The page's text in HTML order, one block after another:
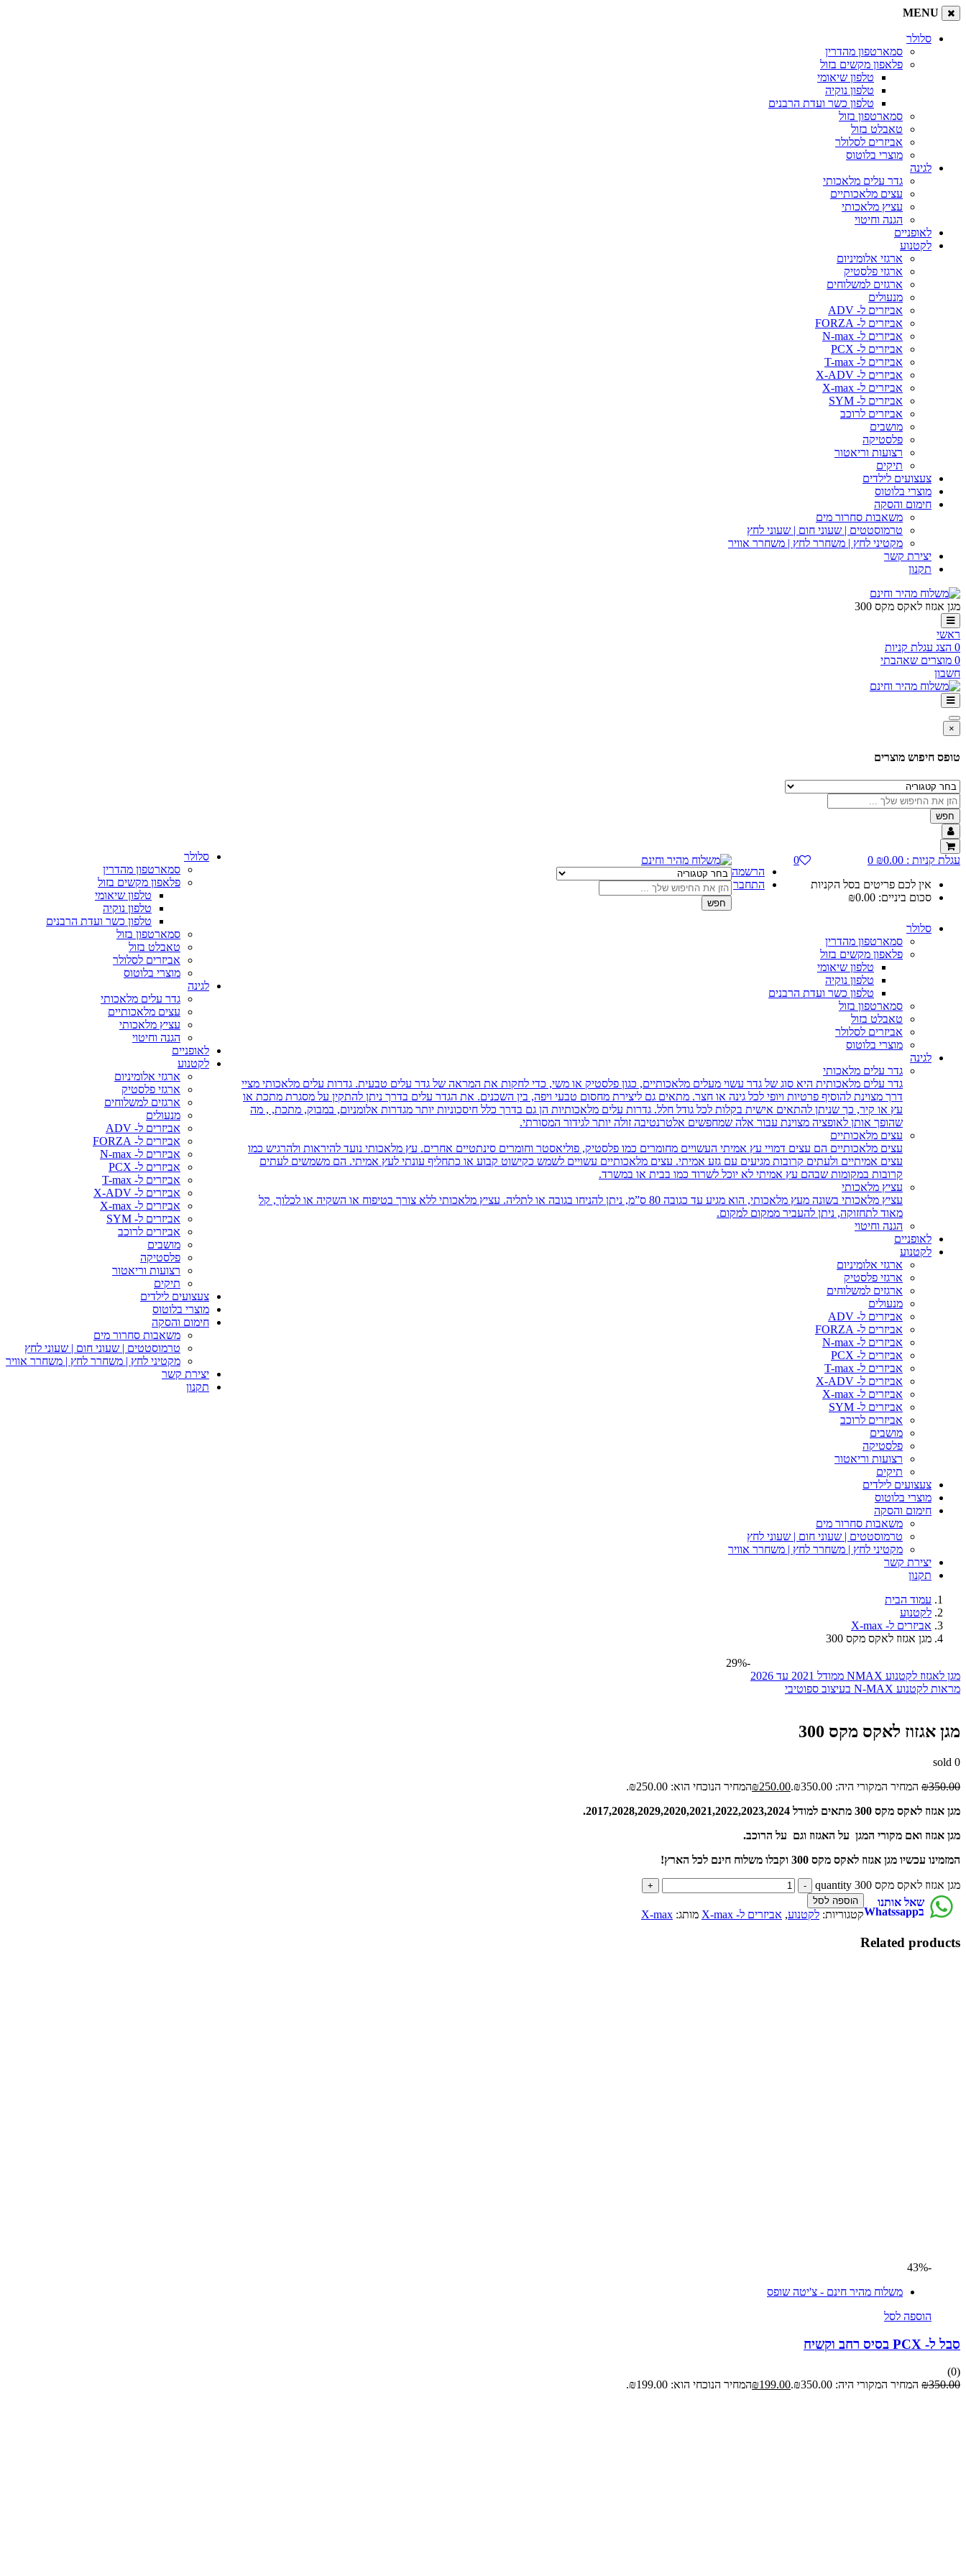
MENU
סלולר
סמארטפון מהדרין
פלאפון מקשים בזול
טלפון שיאומי
טלפון נוקיה
טלפון כשר ועדת הרבנים
סמארטפון בזול
טאבלט בזול
אביזרים לסלולר
מוצרי בלוטוס
לגינה
גדר עלים מלאכותי
עצים מלאכותיים
עציץ מלאכותי
הגנה וחיטוי
לאופניים
לקטנוע
ארגזי אלומיניום
ארגזי פלסטיק
ארגזים למשלוחים
מנעולים
אביזרים ל- ADV
אביזרים ל- FORZA
אביזרים ל- N-max
אביזרים ל- PCX
אביזרים ל- T-max
אביזרים ל- X-ADV
אביזרים ל- X-max
אביזרים ל- SYM
אביזרים לרוכב
מושבים
פלסטיקה
רצועות וריאטור
תיקים
צעצועים לילדים
מוצרי בלוטוס
חימום והסקה
משאבות סחרור מים
טרמוסטטים | שעוני חום | שעוני לחץ
מקטיני לחץ | משחרר לחץ | משחרר אוויר
יצירת קשר
תקנון
מגן אגזוז לאקס מקס 300
ראשי
0 הצג עגלת קניות
0 מוצרים שאהבתי
חשבון
×
טופס חיפוש מוצרים
חפש
סלולר
סמארטפון מהדרין
פלאפון מקשים בזול
טלפון שיאומי
טלפון נוקיה
טלפון כשר ועדת הרבנים
סמארטפון בזול
טאבלט בזול
אביזרים לסלולר
מוצרי בלוטוס
לגינה
גדר עלים מלאכותי
עצים מלאכותיים
עציץ מלאכותי
הגנה וחיטוי
לאופניים
לקטנוע
ארגזי אלומיניום
ארגזי פלסטיק
ארגזים למשלוחים
מנעולים
אביזרים ל- ADV
אביזרים ל- FORZA
אביזרים ל- N-max
אביזרים ל- PCX
אביזרים ל- T-max
אביזרים ל- X-ADV
אביזרים ל- X-max
אביזרים ל- SYM
אביזרים לרוכב
מושבים
פלסטיקה
רצועות וריאטור
תיקים
צעצועים לילדים
מוצרי בלוטוס
חימום והסקה
משאבות סחרור מים
טרמוסטטים | שעוני חום | שעוני לחץ
מקטיני לחץ | משחרר לחץ | משחרר אוויר
יצירת קשר
תקנון
עגלת קניות : ₪0.00
0
אין לכם פריטים בסל הקניות
סכום ביניים:
₪0.00
0
הרשמה
התחבר
חפש
סלולר
סמארטפון מהדרין
פלאפון מקשים בזול
טלפון שיאומי
טלפון נוקיה
טלפון כשר ועדת הרבנים
סמארטפון בזול
טאבלט בזול
אביזרים לסלולר
מוצרי בלוטוס
לגינה
גדר עלים מלאכותי
גדר עלים מלאכותית היא סוג של גדר עשוי מעלים מלאכותיים, כגון פלסטיק או משי, כדי לחקות את המראה של גדר עלים טבעית. גדרות עלים מלאכותי מציי
דרך מצוינת להוסיף פרטיות ויופי לכל גינה או חצר. מתאים גם ליצירת מחסום טבעי ויפה, בין השכנים. את הגדר עלים בדרך ניתן להתקין על מסגרת מתכת או
עץ או קיר, כך שניתן להתאים אישית בקלות לכל גודל חלל. גדרות עלים מלאכותיות הן גם בדרך כלל חיסכוניות יותר מגדרות אלומניום, במבוק, מתכת, , מה
שהופך אותן לאופציה מצוינת עבור אלה שמחפשים אלטרנטיבה זולה יותר לגידור המסורתי.
עצים מלאכותיים
עצים מלאכותיים הם עצים דמויי עץ אמיתי העשויים מחומרים כמו פלסטיק, פוליאסטר וחומרים סינתטיים אחרים. עץ מלאכותי נועד להיראות ולהרגיש כמו
עצים אמיתיים ולעתים קרובות מגיעים עם גזע אמיתי. עצים מלאכותיים עשויים לשמש כקישוט קבוע או כתחליף עונתי לעץ אמיתי. הם משמשים לעתים
קרובות במקומות שבהם עץ אמיתי לא יוכל לשרוד כמו בבית או במשרד.
עציץ מלאכותי
עציץ מלאכותי בשונה מעץ מלאכותי, הוא מגיע עד כגובה 80 ס”מ, ניתן להניחו בגובה או לתליה. עציץ מלאכותי ללא צורך בטיפוח או השקיה או לכלוך, קל
מאוד לתחזוקה, ניתן להעביר ממקום למקום.
הגנה וחיטוי
לאופניים
לקטנוע
ארגזי אלומיניום
ארגזי פלסטיק
ארגזים למשלוחים
מנעולים
אביזרים ל- ADV
אביזרים ל- FORZA
אביזרים ל- N-max
אביזרים ל- PCX
אביזרים ל- T-max
אביזרים ל- X-ADV
אביזרים ל- X-max
אביזרים ל- SYM
אביזרים לרוכב
מושבים
פלסטיקה
רצועות וריאטור
תיקים
צעצועים לילדים
מוצרי בלוטוס
חימום והסקה
משאבות סחרור מים
טרמוסטטים | שעוני חום | שעוני לחץ
מקטיני לחץ | משחרר לחץ | משחרר אוויר
יצירת קשר
תקנון
עמוד הבית
לקטנוע
אביזרים ל- X-max
מגן אגזוז לאקס מקס 300
מגן לאגזוז לקטנוע NMAX ממודל 2021 עד 2026
מראות לקטנוע N-MAX בעיצוב ספוטיבי
-29%
מגן אגזוז לאקס מקס 300
0
sold
₪350.00 המחיר המקורי היה: ₪350.00. ₪250.00
המחיר הנוכחי הוא: ₪250.00.
מגן אגזוז לאקס מקס 300 מתאים למודל 2017,2028,2029,2020,2021,2022,2023,2024.
מגן אגזוז ואם מקורי המגן על האגזוז וגם על הרוכב.
המזמינו עכשיו מגן אגזוז לאקס מקס 300 וקבלו משלוח חינם לכל הארץ!
מגן אגזוז לאקס מקס 300 quantity
הוספה לסל שאל אותנו
בWhatssapp קטגוריות: לקטנוע, אביזרים ל- X-max מותג: X-max
Related products
-43%
משלוח מהיר חינם - צ'יטה שופס
הוספה לסל
סבל ל- PCX בסיס רחב וקשיח
(0)
₪350.00 המחיר המקורי היה: ₪350.00. ₪199.00 המחיר הנוכחי הוא: ₪199.00.